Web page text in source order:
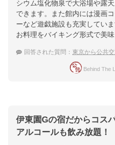
シウム塩化物泉で大浴場や露
できます。また館内には漫画
ーなど遊戯施設も充実してい
お料理をバイキング形式で美味
回答された質問： 東京から公共交通機関で
Behind The
伊東園Gの宿だからコス
アルコールも飲み放題！